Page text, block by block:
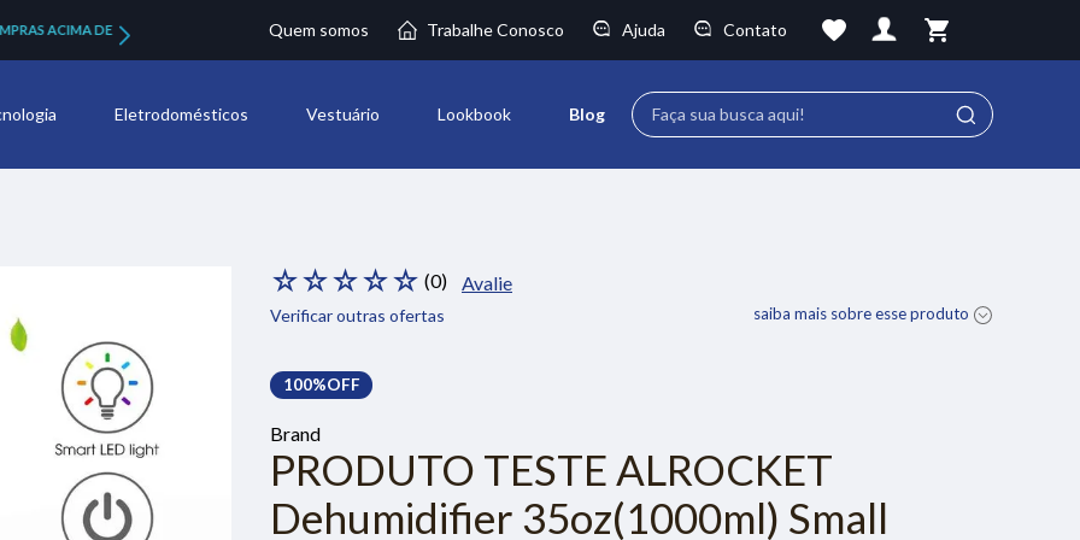
Quem somos Trabalhe Conosco Ajuda Contato
Eletrodomésticos Vestuário Lookbook Blog
Faça sua busca aqui!
☆☆☆☆☆ (0) Avalie
Verificar outras ofertas saiba mais sobre esse produto
100%OFF
Brand
PRODUTO TESTE ALROCKET
Dehumidifier 35oz(1000ml) Small